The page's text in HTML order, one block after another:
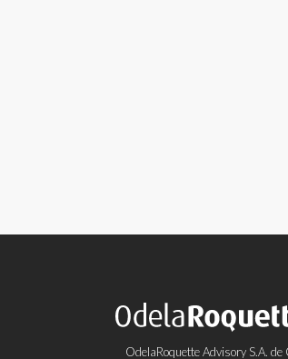
OdelaRoquette Advisory S.A. de